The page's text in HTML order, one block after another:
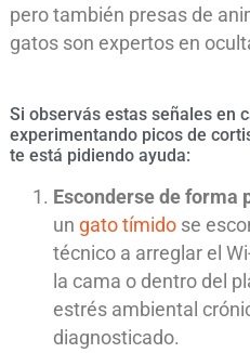
pero también presas de
gatos son expertos en
Si observás estas señales en
experimentando picos de
te está pidiendo ayuda:
Esconderse de forma
un gato tímidose
técnico a arreglar el
la cama o dentro del
estrés ambiental
diagnosticado.